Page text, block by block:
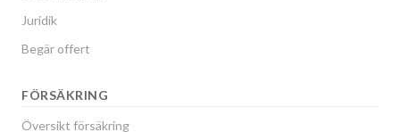
Juridik
Begär offert
FÖRSÄKRING
Översikt försäkring